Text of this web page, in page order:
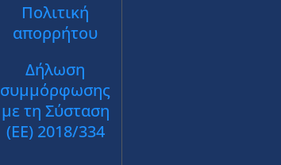
Πολιτική
απορρήτου
Δήλωση
συμμόρφωσης
με τη Σύσταση
(ΕΕ) 2018/334